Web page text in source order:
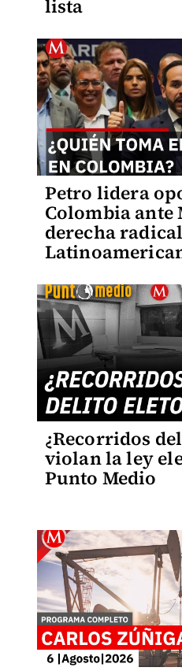
lista
Petro lidera
Colombia ante
derecha
¿Recorridos
violan la ley
Punto Medio